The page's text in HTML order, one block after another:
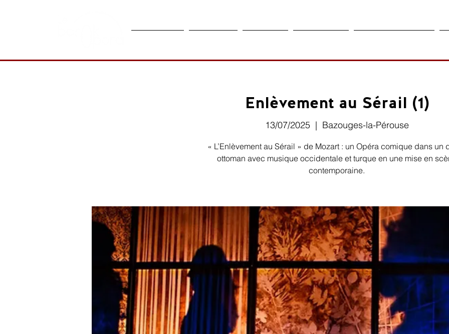
Enlèvement au Sérail (1)
13/07/2025
  |
Bazouges-la-Pérouse
« L’Enlèvement au Sérail » de Mozart : un Opéra comique dans un
ottoman avec musique occidentale et turque en une mise en
contemporaine.